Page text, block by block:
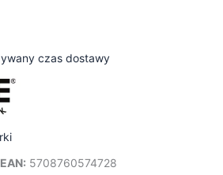
czas dostawy
EAN: 5708760574728